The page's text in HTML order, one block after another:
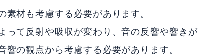
材も考慮する必要があります。
って反射や吸収が変わり、音の反響や響きが
の観点から考慮する必要があります。